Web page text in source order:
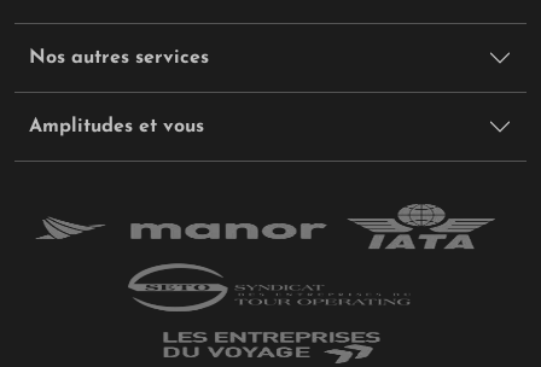
Nos autres services
Amplitudes et vous